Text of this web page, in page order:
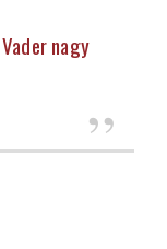
nagy